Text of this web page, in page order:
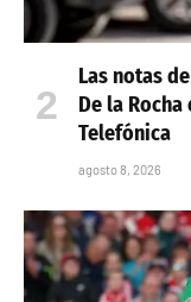
Las notas
De la
Telefónica
agosto 8, 2026